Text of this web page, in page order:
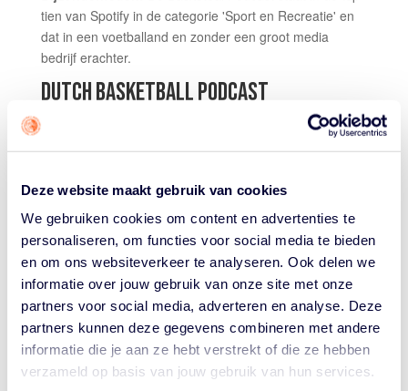
Deze website maakt gebruik van cookies
We gebruiken cookies om content en advertenties te
personaliseren, om functies voor social media te bieden
en om ons websiteverkeer te analyseren. Ook delen we
informatie over jouw gebruik van onze site met onze
partners voor social media, adverteren en analyse. Deze
partners kunnen deze gegevens combineren met andere
informatie die je aan ze hebt verstrekt of die ze hebben
verzameld op basis van jouw gebruik van hun services.
tien van Spotify in de categorie 'Sport en Recreatie' en
dat in een voetballand en zonder een groot media
bedrijf erachter.
DUTCH BASKETBALL PODCAST
De maker:
Wouter van der Maden (24), journalist en
geïnspireerd door de Amerikaanse podcast Horse over
Door Horse bekeek hij een keer een play-offwedstrijd
tussen Golden State en Toronto. Sindsdien is hij
'hooked'. Hij bezocht een paar wedstrijden van
Landstede en startte vervolgens met zijn podcast.
Doel: Wouter: "Ik merkte gelijk dat er een enorm gat
was naast de nieuwssites en Basketball Nederland. In
de podcast probeer ik alle clubs in de DBL en de WBL te
behandelen, uiteraard de Orange Lions als ze spelen,